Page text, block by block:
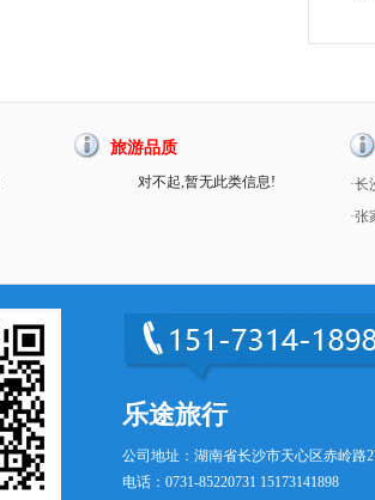
旅游品质
对不起,暂无此类信息!
·
·张
乐途旅行
公司地址：湖南省长沙市天心区赤岭路
电话：0731-85220731 15173141898